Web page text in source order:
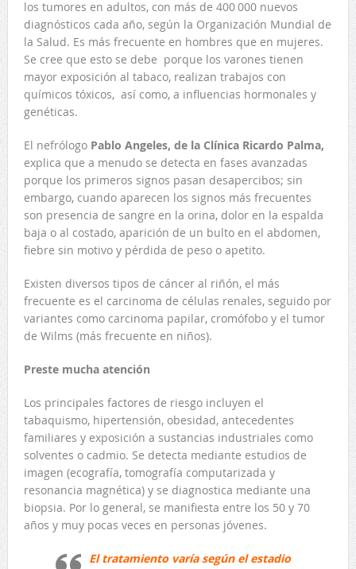
los tumores en adultos, con más de 400 000 nuevos
diagnósticos cada año, según la Organización Mundial de
la Salud. Es más frecuente en hombres que en mujeres.
Se cree que esto se debe porque los varones tienen
mayor exposición al tabaco, realizan trabajos con
químicos tóxicos, así como, a influencias hormonales y
genéticas.
El nefrólogo Pablo Angeles, de la Clínica Ricardo Palma,
explica que a menudo se detecta en fases avanzadas
porque los primeros signos pasan desapercibos; sin
embargo, cuando aparecen los signos más frecuentes
son presencia de sangre en la orina, dolor en la espalda
baja o al costado, aparición de un bulto en el abdomen,
fiebre sin motivo y pérdida de peso o apetito.
Existen diversos tipos de cáncer al riñón, el más
frecuente es el carcinoma de células renales, seguido por
variantes como carcinoma papilar, cromófobo y el tumor
de Wilms (más frecuente en niños).
Preste mucha atención
Los principales factores de riesgo incluyen el
tabaquismo, hipertensión, obesidad, antecedentes
familiares y exposición a sustancias industriales como
solventes o cadmio. Se detecta mediante estudios de
imagen (ecografía, tomografía computarizada y
resonancia magnética) y se diagnostica mediante una
biopsia. Por lo general, se manifiesta entre los 50 y 70
años y muy pocas veces en personas jóvenes.
El tratamiento varía según el estadio